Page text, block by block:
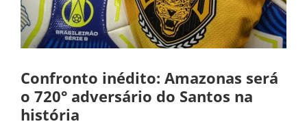
Confronto inédito: Amazonas será
o 720° adversário do Santos na
história